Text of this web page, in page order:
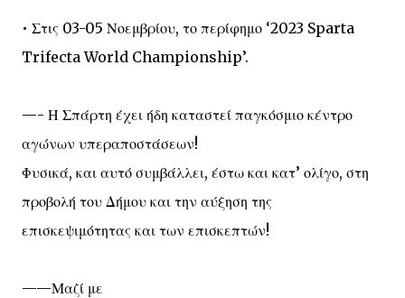
• Στις 03-05 Νοεμβρίου, το περίφημο ‘2023 Sparta
Trifecta World Championship’.
—- Η Σπάρτη έχει ήδη καταστεί παγκόσμιο κέντρο
αγώνων υπεραποστάσεων!
Φυσικά, και αυτό συμβάλλει, έστω και κατ’ ολίγο, στη
προβολή του Δήμου και την αύξηση της
επισκεψιμότητας και των επισκεπτών!
——Μαζί με